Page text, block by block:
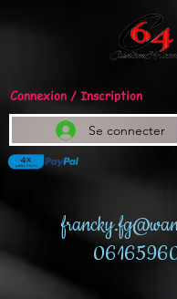
Connexion / Inscription
Se connecter